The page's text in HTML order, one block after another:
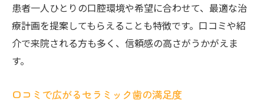
患者一人ひとりの口腔環境や希望に合わせて、最適な治
療計画を提案してもらえることも特徴です。口コミや紹
介で来院される方も多く、信頼感の高さがうかがえま
す。
口コミで広がるセラミック歯の満足度